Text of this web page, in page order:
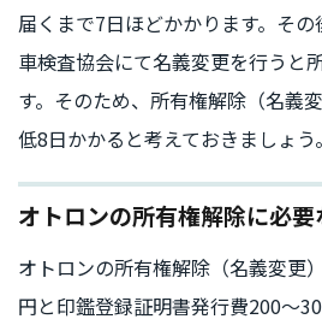
届くまで7日ほどかかります。そ
車検査協会にて名義変更を行うと
す。そのため、所有権解除（名義
低8日かかると考えておきましょう。
オトロンの所有権解除に必要
オトロンの所有権解除（名義変更
円と印鑑登録証明書発行費200〜